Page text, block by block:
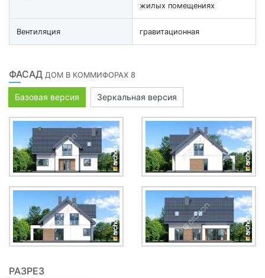
жилых помещениях
Вентиляция гравитационная
ФАСАД ДОМ В КОММИФОРАХ 8
Базовая версия Зеркальная версия
РАЗРЕЗ